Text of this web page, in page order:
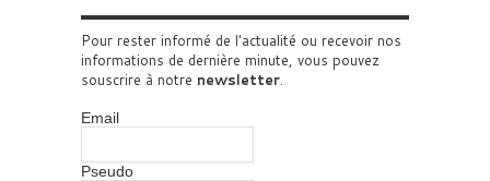
Pour rester informé de l'actualité ou recevoir nos
informations de dernière minute, vous pouvez
souscrire à notre newsletter.
Email
Pseudo